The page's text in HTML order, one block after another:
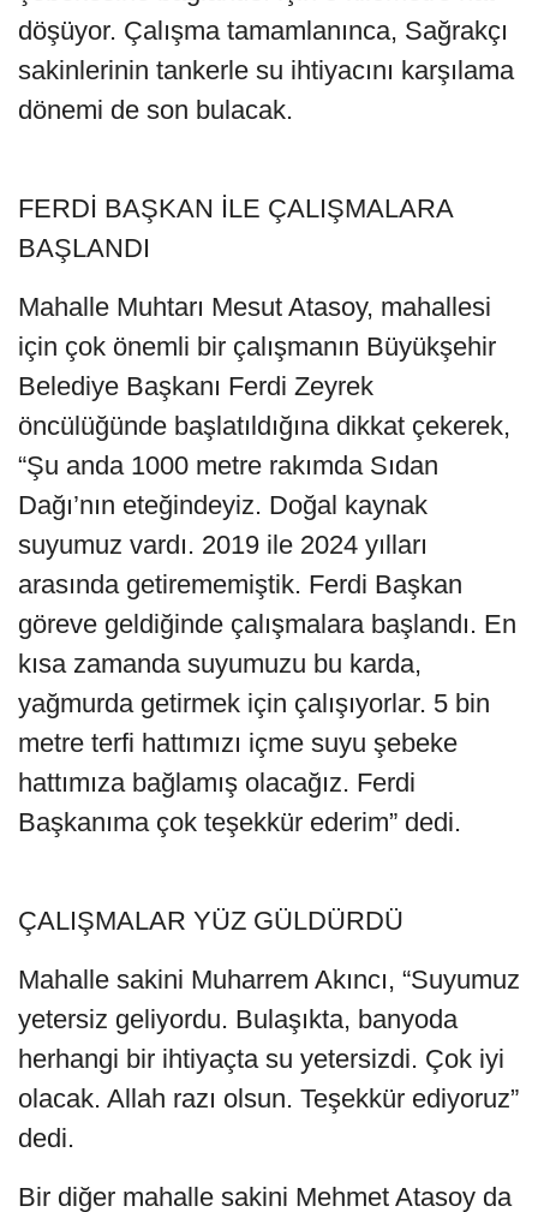
döşüyor. Çalışma tamamlanınca, Sağrakçı
sakinlerinin tankerle su ihtiyacını karşılama
dönemi de son bulacak.
FERDİ BAŞKAN İLE ÇALIŞMALARA
BAŞLANDI
Mahalle Muhtarı Mesut Atasoy, mahallesi
için çok önemli bir çalışmanın Büyükşehir
Belediye Başkanı Ferdi Zeyrek
öncülüğünde başlatıldığına dikkat çekerek,
“Şu anda 1000 metre rakımda Sıdan
Dağı’nın eteğindeyiz. Doğal kaynak
suyumuz vardı. 2019 ile 2024 yılları
arasında getirememiştik. Ferdi Başkan
göreve geldiğinde çalışmalara başlandı. En
kısa zamanda suyumuzu bu karda,
yağmurda getirmek için çalışıyorlar. 5 bin
metre terfi hattımızı içme suyu şebeke
hattımıza bağlamış olacağız. Ferdi
Başkanıma çok teşekkür ederim” dedi.
ÇALIŞMALAR YÜZ GÜLDÜRDÜ
Mahalle sakini Muharrem Akıncı, “Suyumuz
yetersiz geliyordu. Bulaşıkta, banyoda
herhangi bir ihtiyaçta su yetersizdi. Çok iyi
olacak. Allah razı olsun. Teşekkür ediyoruz”
dedi.
Bir diğer mahalle sakini Mehmet Atasoy da